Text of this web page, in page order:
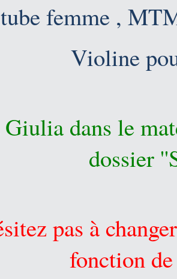
femme ,
Violine
dans le
dossier
pas à
fonction